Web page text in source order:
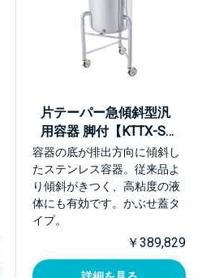
片テーパー急傾斜型汎
用容器 脚付【KTTX-ST-
L】
容器の底が排出方向に傾斜し
たステンレス容器。従来品よ
り傾斜がきつく、高粘度の液
体にも有効です。かぶせ蓋タ
イプ。
￥389,829